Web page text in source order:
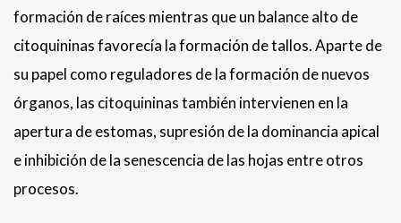
formación de raíces mientras que un balance alto de
citoquininas favorecía la formación de tallos. Aparte de
su papel como reguladores de la formación de nuevos
órganos, las citoquininas también intervienen en la
apertura de estomas, supresión de la dominancia apical
e inhibición de la senescencia de las hojas entre otros
procesos.